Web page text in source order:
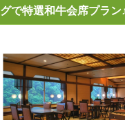
で特選和牛会席プラ